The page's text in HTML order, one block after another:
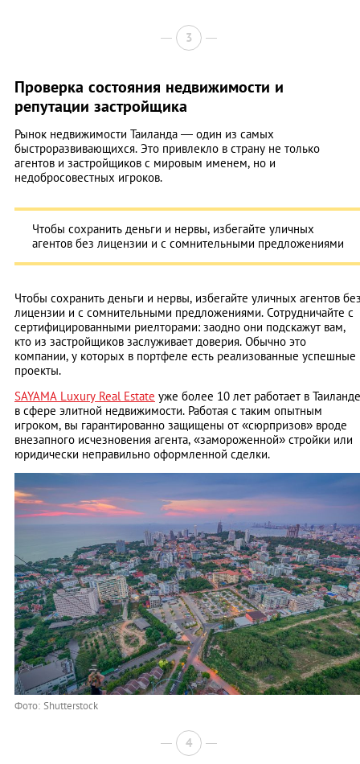
3
Проверка состояния недвижимости и
репутации застройщика
Рынок недвижимости Таиланда — один из самых
быстроразвивающихся. Это привлекло в страну не только
агентов и застройщиков с мировым именем, но и
недобросовестных игроков.
Чтобы сохранить деньги и нервы, избегайте уличных
агентов без лицензии и с сомнительными предложениями
Чтобы сохранить деньги и нервы, избегайте уличных агентов
лицензии и с сомнительными предложениями. Сотрудничайте с
сертифицированными риелторами: заодно они подскажут вам,
кто из застройщиков заслуживает доверия. Обычно это
компании, у которых в портфеле есть реализованные успешные
проекты.
SAYAMA Luxury Real Estate уже более 10 лет работает в Таиланде
в сфере элитной недвижимости. Работая с таким опытным
игроком, вы гарантированно защищены от «сюрпризов» вроде
внезапного исчезновения агента, «замороженной» стройки или
юридически неправильно оформленной сделки.
Фото: Shutterstock
4